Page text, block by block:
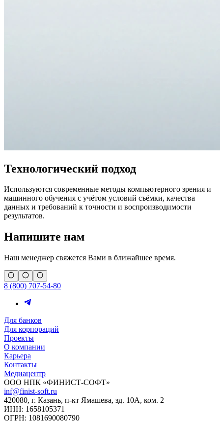
Технологический подход
Используются современные методы компьютерного зрения и
машинного обучения с учётом условий съёмки, качества
данных и требований к точности и воспроизводимости
результатов.
Напишите нам
Наш менеджер свяжется Вами в ближайшее время.
8 (800) 707-54-80
Для банков
Для корпораций
Проекты
О компании
Карьера
Контакты
Медиацентр
ООО НПК «ФИНИСТ-СОФТ»
inf@finist-soft.ru
420080, г. Казань, п-кт Ямашева, зд. 10А, ком. 2
ИНН: 1658105371
ОГРН: 1081690080790